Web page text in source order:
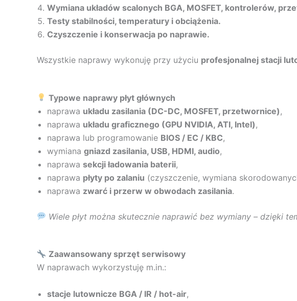
Wymiana układów scalonych BGA, MOSFET, kontrolerów,
Testy stabilności, temperatury i obciążenia.
Czyszczenie i konserwacja po naprawie.
Wszystkie naprawy wykonuję przy użyciu profesjonalnej stacji
Typowe naprawy płyt głównych
naprawa układu zasilania (DC-DC, MOSFET, przetwornice) ,
naprawa układu graficznego (GPU NVIDIA, ATI, Intel) ,
naprawa lub programowanie BIOS / EC / KBC,
wymiana gniazd zasilania, USB, HDMI, audio,
naprawa sekcji ładowania baterii,
naprawa płyty po zalaniu (czyszczenie, wymiana
naprawa zwarć i przerw w obwodach zasilania.
Wiele płyt można skutecznie naprawić bez wymiany – dzięki
Zaawansowany sprzęt serwisowy
W naprawach wykorzystuję m.in.:
stacje lutownicze BGA / IR / hot-air,